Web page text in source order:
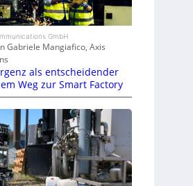
GmbH
Gabriele Mangiafico, Axis
als entscheidender
Weg zur Smart Factory